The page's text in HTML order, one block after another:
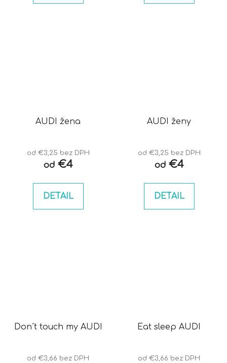
AUDI žena
od €3,25 bez DPH
od€4
DETAIL
AUDI ženy
od €3,25 bez DPH
od€4
DETAIL
Don´t touch my AUDI
od €3,66 bez DPH
Eat sleep AUDI
od €3,66 bez DPH